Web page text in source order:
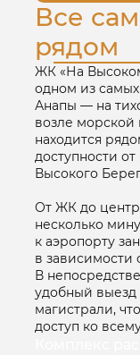
Все
рядом
ЖК «На
одном из
Анапы — на
возле
находится
доступности
Высокого
От ЖК до
несколько
к аэропорту
в зависимости
В
удобный выезд
магистрали,
доступ ко